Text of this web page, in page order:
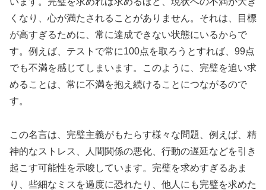
くなり、心が満たされることがありません。それは、目標
が高すぎるために、常に達成できない状態にいるからで
す。例えば、テストで常に100点を取ろうとすれば、99点
でも不満を感じてしまいます。このように、完璧を追い求
めることは、常に不満を抱え続けることにつながるので
す。
この名言は、完璧主義がもたらす様々な問題、例えば、精
神的なストレス、人間関係の悪化、行動の遅延などを引き
起こす可能性を示唆しています。完璧を求めすぎるあま
り、些細なミスを過度に恐れたり、他人にも完璧を求めた